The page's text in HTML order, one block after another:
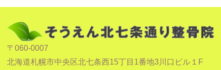
〒060-0007
北海道札幌市中央区北七条西15丁目1番地3川口ビル１F